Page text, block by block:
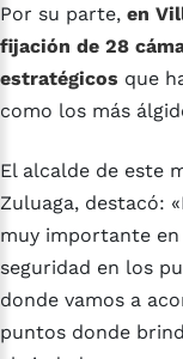
Por su parte, en
fijación de 28
estratégicos que
como los más
El alcalde de este
Zuluaga, destacó:
muy importante
seguridad en los
donde vamos a
puntos donde